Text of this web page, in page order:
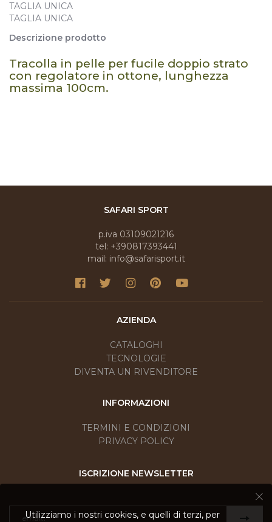
TAGLIA UNICA
TAGLIA UNICA
Descrizione prodotto
Tracolla in pelle per fucile doppio strato
con regolatore in ottone, lunghezza
massima 100cm.
SAFARI SPORT
p.iva 03109021216
tel: +390817393441
mail: info@safarisport.it
AZIENDA
CATALOGHI
TECNOLOGIE
DIVENTA UN RIVENDITORE
INFORMAZIONI
TERMINI E CONDIZIONI
PRIVACY POLICY
ISCRIZIONE NEWSLETTER
Utilizziamo i nostri cookies, e quelli di terzi, per